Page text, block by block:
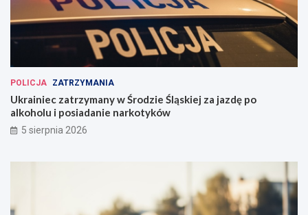
POLICJA ZATRZYMANIA
Ukrainiec zatrzymany w Środzie Śląskiej za jazdę po
alkoholu i posiadanie narkotyków
5 sierpnia 2026